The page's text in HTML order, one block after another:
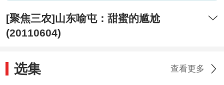
[聚焦三农]山东喻屯：甜蜜的尴尬
(20110604)
选集 查看更多